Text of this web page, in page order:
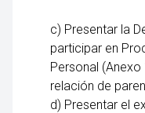
c) Presentar la
participar en
Personal
relación de
d) Presentar el